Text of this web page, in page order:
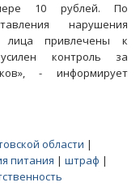
10 рублей. По
нарушения
лица привлечены к
усилен контроль за
- информирует
области |
питания | штраф |